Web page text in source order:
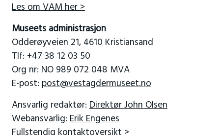
Les om VAM her >
Museets administrasjon
Odderøyveien 21, 4610 Kristiansand
Tlf: +47 38 12 03 50
Org nr: NO 989 072 048 MVA
E-post: post@vestagdermuseet.no
Ansvarlig redaktør: Direktør John Olsen
Webansvarlig: Erik Engenes